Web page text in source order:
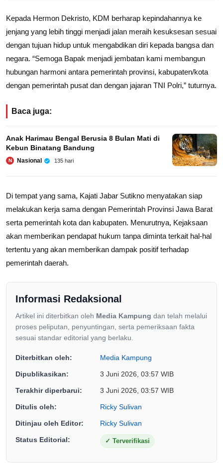
Kepada Hermon Dekristo, KDM berharap kepindahannya ke
jenjang yang lebih tinggi menjadi jalan meraih kesuksesan sesuai
dengan tujuan hidup untuk mengabdikan diri kepada bangsa dan
negara. “Semoga Bapak menjadi jembatan kami membangun
hubungan harmoni antara pemerintah provinsi, kabupaten/kota
dengan pemerintah pusat dan dengan jajaran TNI Polri,” tuturnya.
Baca juga:
Anak Harimau Bengal Berusia 8 Bulan Mati di
Kebun Binatang Bandung
N Nasional 135 hari
Di tempat yang sama, Kajati Jabar Sutikno menyatakan siap
melakukan kerja sama dengan Pemerintah Provinsi Jawa Barat
serta pemerintah kota dan kabupaten. Menurutnya, Kejaksaan
akan memberikan pendapat hukum tanpa diminta terkait hal-hal
tertentu yang akan memberikan dampak positif terhadap
pemerintah daerah.
Informasi Redaksional
Artikel ini diterbitkan oleh Media Kampung dan telah melalui
proses peliputan, penyuntingan, serta pemeriksaan fakta
sesuai standar editorial yang berlaku.
Diterbitkan oleh: Media Kampung
Dipublikasikan: 3 Juni 2026, 03:57 WIB
Terakhir diperbarui: 3 Juni 2026, 03:57 WIB
Ditulis oleh: Ricky Sulivan
Ditinjau oleh Editor: Ricky Sulivan
Status Editorial: ✓ Terverifikasi